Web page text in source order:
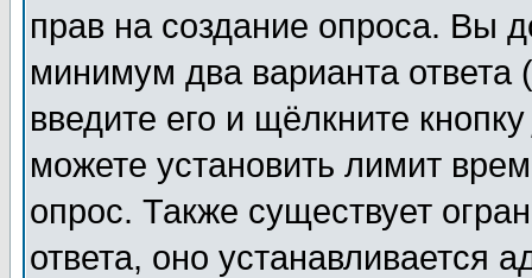
прав на создание опроса. Вы
минимум два варианта ответа
введите его и щёлкните
можете установить лимит
опрос. Также существует
ответа, оно устанавливается